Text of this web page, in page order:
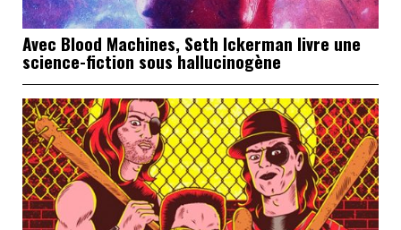
Avec Blood Machines, Seth Ickerman livre une
science-fiction sous hallucinogène